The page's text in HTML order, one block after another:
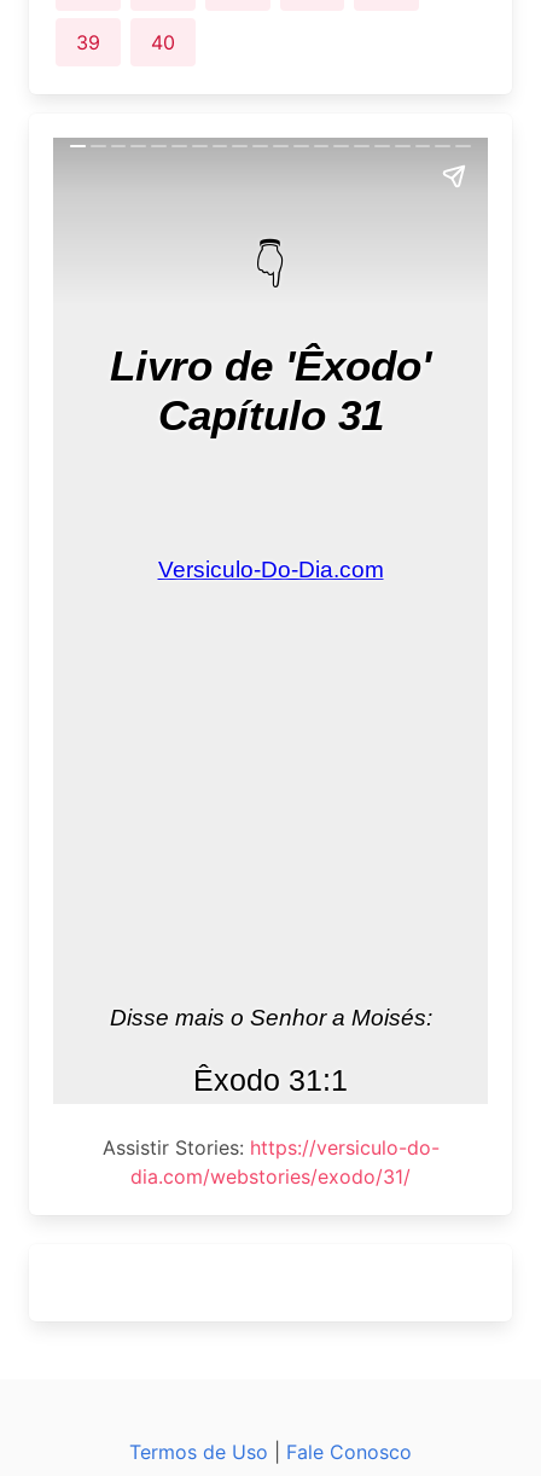
39 40
Assistir Stories: https://versiculo-do-
dia.com/webstories/exodo/31/
Termos de Uso Fale Conosco